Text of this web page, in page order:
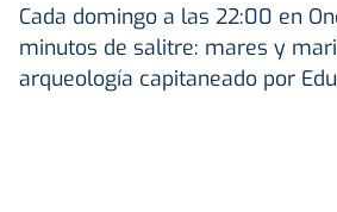
Cada domingo a las 22:00 en
minutos de salitre: mares y
arqueología capitaneado por